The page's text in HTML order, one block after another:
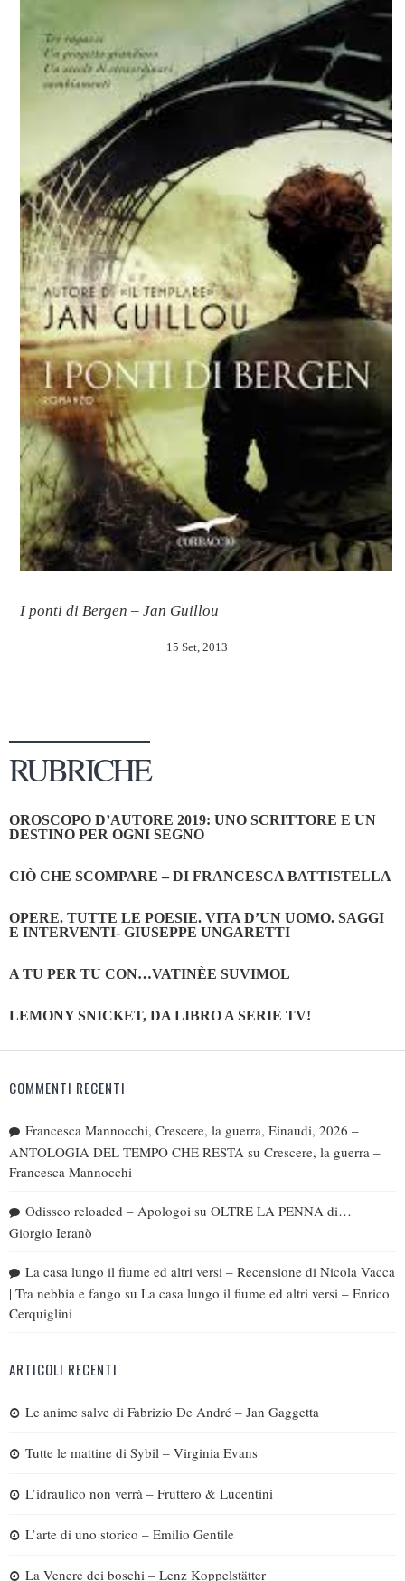
I ponti di Bergen – Jan Guillou
15 Set, 2013
RUBRICHE
OROSCOPO D’AUTORE 2019: UNO SCRITTORE E UN
DESTINO PER OGNI SEGNO
CIÒ CHE SCOMPARE – DI FRANCESCA BATTISTELLA
OPERE. TUTTE LE POESIE. VITA D’UN UOMO. SAGGI
E INTERVENTI- GIUSEPPE UNGARETTI
A TU PER TU CON…VATINÈE SUVIMOL
LEMONY SNICKET, DA LIBRO A SERIE TV!
COMMENTI RECENTI
Francesca Mannocchi, Crescere, la guerra, Einaudi, 2026 –
ANTOLOGIA DEL TEMPO CHE RESTA su Crescere, la guerra –
Francesca Mannocchi
Odisseo reloaded – Apologoi su OLTRE LA PENNA di…
Giorgio Ieranò
La casa lungo il fiume ed altri versi – Recensione di Nicola Vacca
| Tra nebbia e fango su La casa lungo il fiume ed altri versi – Enrico
Cerquiglini
ARTICOLI RECENTI
Le anime salve di Fabrizio De André – Jan Gaggetta
Tutte le mattine di Sybil – Virginia Evans
L’idraulico non verrà – Fruttero & Lucentini
L’arte di uno storico – Emilio Gentile
La Venere dei boschi – Lenz Koppelstätter